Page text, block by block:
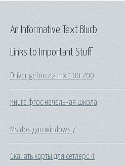
Links to Important Stuff
Driver geforce2 mx 100 200
Книга фгос начальная школа
Ms dos для windows 7
Скачать карты для сетлерс 4
An Informative Text Blurb